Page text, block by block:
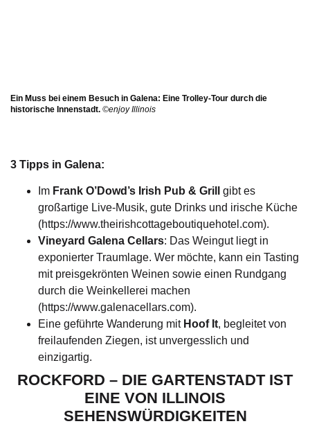
Ein Muss bei einem Besuch in Galena: Eine Trolley-Tour durch die
historische Innenstadt. ©enjoy Illinois
3 Tipps in Galena:
Im Frank O’Dowd’s Irish Pub & Grill
gibt es
großartige Live-Musik, gute Drinks und irische Küche
(https://www.theirishcottageboutiquehotel.com).
Vineyard Galena Cellars: Das Weingut liegt in
exponierter Traumlage. Wer möchte, kann ein Tasting
mit preisgekrönten Weinen sowie einen Rundgang
durch die Weinkellerei machen
(https://www.galenacellars.com).
Eine geführte Wanderung mit Hoof It, begleitet von
freilaufenden Ziegen, ist unvergesslich und
einzigartig.
ROCKFORD – DIE GARTENSTADT IST
EINE VON ILLINOIS
SEHENSWÜRDIGKEITEN